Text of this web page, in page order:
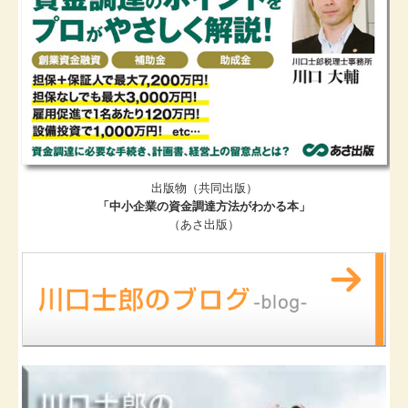
出版物（共同出版）
「中小企業の資金調達方法がわかる本」
（あさ出版）